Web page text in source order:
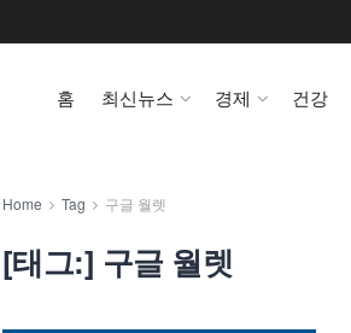
홈 최신뉴스 경제 건강
Home Tag 구글 월렛
[태그:] 구글 월렛